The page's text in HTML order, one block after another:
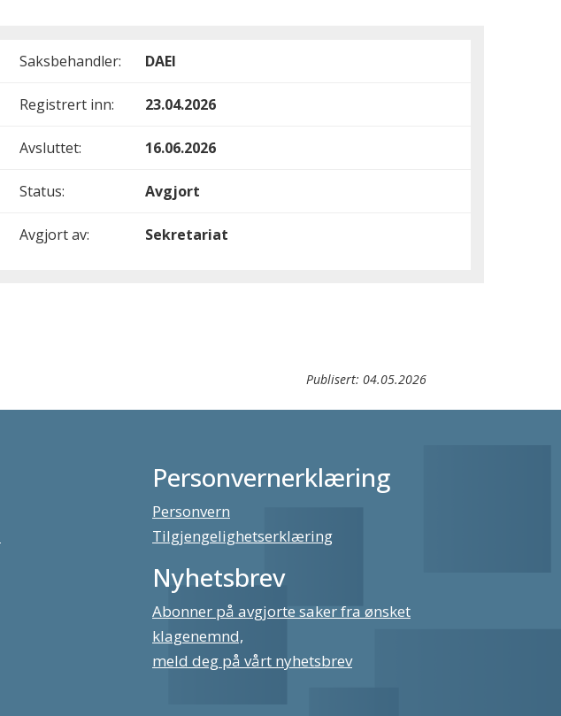
Saksbehandler: DAEI
Registrert inn: 23.04.2026
Avsluttet: 16.06.2026
Status: Avgjort
Avgjort av: Sekretariat
Publisert: 04.05.2026
Personvernerklæring
Personvern
Tilgjengelighetserklæring
Nyhetsbrev
Abonner på avgjorte saker fra ønsket
klagenemnd,
meld deg på vårt nyhetsbrev